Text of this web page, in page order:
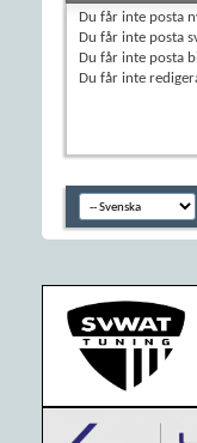
Du får inte posta
Du får inte posta
Du får inte posta
Du får inte